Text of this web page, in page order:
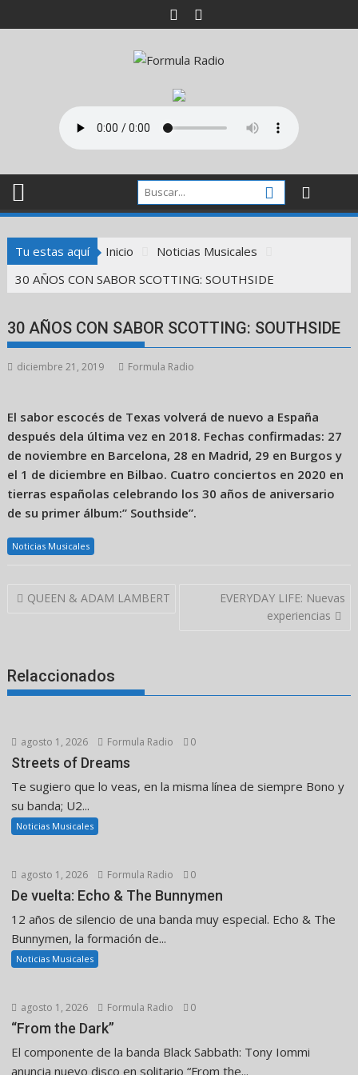
al
Tu estas aquí Inicio
Noticias Musicales
30 AÑOS CON SABOR SCOTTING: SOUTHSIDE
30 AÑOS CON SABOR SCOTTING: SOUTHSIDE
diciembre 21, 2019 Formula Radio
El sabor escocés de Texas volverá de nuevo a España
después dela última vez en 2018. Fechas confirmadas: 27
de noviembre en Barcelona, 28 en Madrid, 29 en Burgos y
el 1 de diciembre en Bilbao. Cuatro conciertos en 2020 en
tierras españolas celebrando los 30 años de aniversario
de su primer álbum:” Southside”.
Noticias Musicales
Navegación
QUEEN & ADAM LAMBERT
EVERYDAY LIFE: Nuevas
experiencias
Relaccionados
agosto 1, 2026 Formula Radio 0
Streets of Dreams
Te sugiero que lo veas, en la misma línea de siempre Bono y
su banda; U2...
Noticias Musicales
agosto 1, 2026 Formula Radio 0
De vuelta: Echo & The Bunnymen
12 años de silencio de una banda muy especial. Echo & The
Bunnymen, la formación de...
Noticias Musicales
agosto 1, 2026 Formula Radio 0
“From the Dark”
El componente de la banda Black Sabbath: Tony Iommi
anuncia nuevo disco en solitario “From the...